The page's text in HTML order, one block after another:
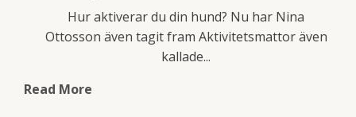
Hur aktiverar du din hund? Nu har Nina
Ottosson även tagit fram Aktivitetsmattor även
kallade...
Read More